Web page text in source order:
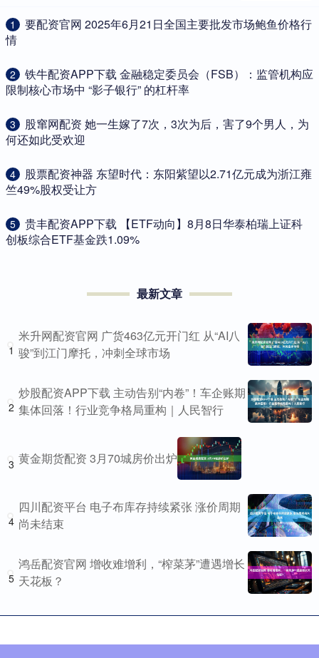
1
​要配资官网 2025年6月21日全国主要批发市场鲍鱼价格行
情
2
​铁牛配资APP下载 金融稳定委员会（FSB）：监管机构应
限制核心市场中 “影子银行” 的杠杆率
3
​股窜网配资 她一生嫁了7次，3次为后，害了9个男人，为
何还如此受欢迎
4
​股票配资神器 东望时代：东阳紫望以2.71亿元成为浙江雍
竺49%股权受让方
5
​贵丰配资APP下载 【ETF动向】8月8日华泰柏瑞上证科
创板综合ETF基金跌1.09%
最新文章
1
米升网配资官网 广货463亿元开门红 从“AI八
骏”到江门摩托，冲刺全球市场
2
炒股配资APP下载 主动告别“内卷”！车企账期
集体回落！行业竞争格局重构｜人民智行
3 黄金期货配资 3月70城房价出炉
4
四川配资平台 电子布库存持续紧张 涨价周期
尚未结束
5
鸿岳配资官网 增收难增利，“榨菜茅”遭遇增长
天花板？